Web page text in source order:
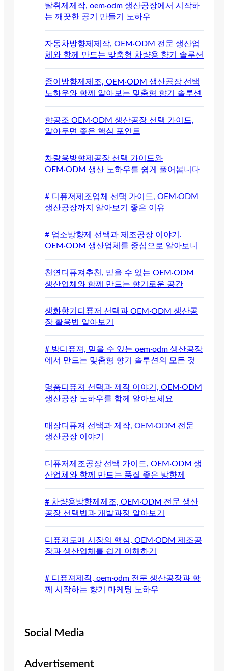
탈취제제작, oem·odm 생산공장에서 시작하
는 깨끗한 공기 만들기 노하우
자동차방향제제작, OEM·ODM 전문 생산업
체와 함께 만드는 맞춤형 차량용 향기 솔루션
종이방향제제조, OEM·ODM 생산공장 선택
노하우와 함께 알아보는 맞춤형 향기 솔루션
향공조 OEM·ODM 생산공장 선택 가이드,
알아두면 좋은 핵심 포인트
차량용방향제공장 선택 가이드와
OEM·ODM 생산 노하우를 쉽게 풀어봅니다
# 디퓨저제조업체 선택 가이드, OEM·ODM
생산공장까지 알아보기 좋은 이유
# 업소방향제 선택과 제조공장 이야기.
OEM·ODM 생산업체를 중심으로 알아보니
천연디퓨져추천, 믿을 수 있는 OEM·ODM
생산업체와 함께 만드는 향기로운 공간
생화향기디퓨저 선택과 OEM·ODM 생산공
장 활용법 알아보기
# 방디퓨져, 믿을 수 있는 oem·odm 생산공장
에서 만드는 맞춤형 향기 솔루션의 모든 것
명품디퓨져 선택과 제작 이야기, OEM·ODM
생산공장 노하우를 함께 알아보세요
매장디퓨져 선택과 제작, OEM·ODM 전문
생산공장 이야기
디퓨저제조공장 선택 가이드, OEM·ODM 생
산업체와 함께 만드는 품질 좋은 방향제
# 차량용방향제제조, OEM·ODM 전문 생산
공장 선택법과 개발과정 알아보기
디퓨져도매 시장의 핵심, OEM·ODM 제조공
장과 생산업체를 쉽게 이해하기
# 디퓨져제작, oem·odm 전문 생산공장과 함
께 시작하는 향기 마케팅 노하우
Social Media
Advertisement